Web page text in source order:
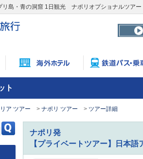
リ島・青の洞窟 1日観光 ナポリオプショナルツア
ト
ア ツアー ナポリ ツアー ツアー詳細
ナポリ発
【プライベートツアー】日本